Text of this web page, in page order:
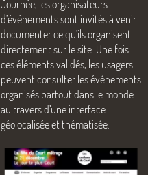
Journée, les organisateurs
d’événements sont invités à venir
documenter ce qu’ils organisent
directement sur le site. Une fois
ces éléments validés, les usagers
peuvent consulter les événements
organisés partout dans le monde
au travers d’une interface
géolocalisée et thématisée.